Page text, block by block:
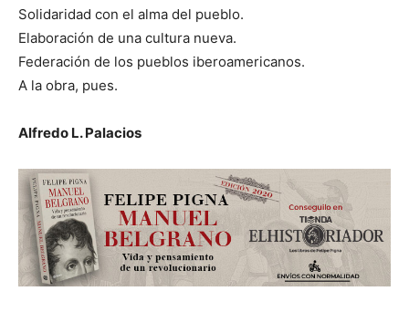
Solidaridad con el alma del pueblo.
Elaboración de una cultura nueva.
Federación de los pueblos iberoamericanos.
A la obra, pues.
Alfredo L. Palacios